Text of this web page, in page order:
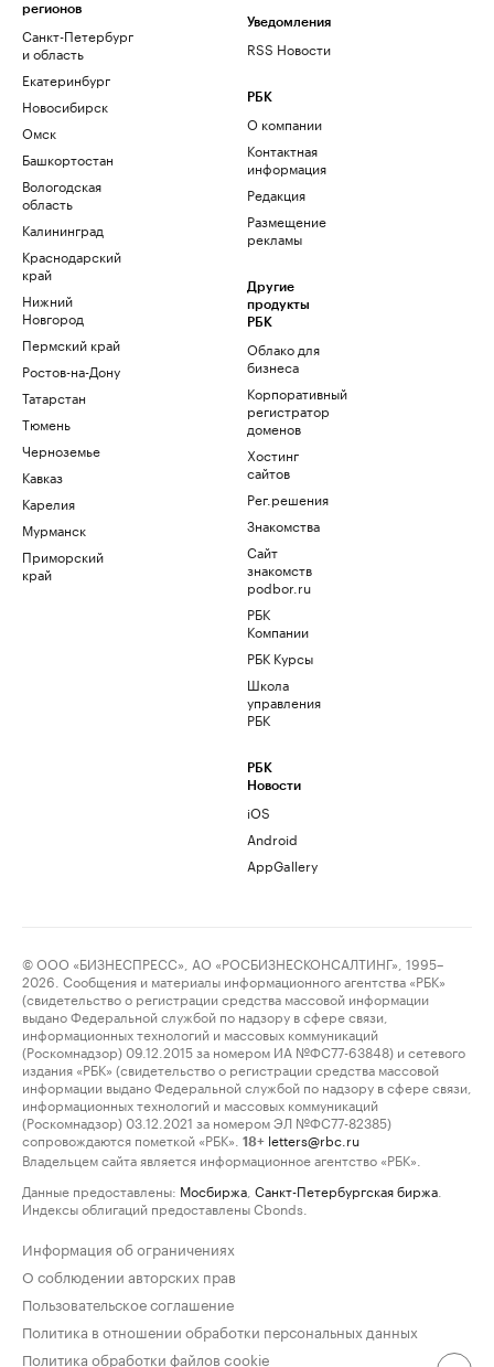
регионов
Санкт-Петербург
и область
Екатеринбург
Новосибирск
Омск
Башкортостан
Вологодская
область
Калининград
Краснодарский
край
Нижний
Новгород
Пермский край
Ростов-на-Дону
Татарстан
Тюмень
Черноземье
Кавказ
Карелия
Мурманск
Приморский
край
Уведомления
RSS Новости
РБК
О компании
Контактная
информация
Редакция
Размещение
рекламы
Другие
продукты
РБК
Облако для
бизнеса
Корпоративный
регистратор
доменов
Хостинг
сайтов
Рег.решения
Знакомства
Сайт
знакомств
podbor.ru
РБК
Компании
РБК Курсы
Школа
управления
РБК
РБК
Новости
iOS
Android
AppGallery
© ООО «БИЗНЕСПРЕСС», АО «РОСБИЗНЕСКОНСАЛТИНГ», 1995–
2026. Сообщения и материалы информационного агентства «РБК»
(свидетельство о регистрации средства массовой информации
выдано Федеральной службой по надзору в сфере связи,
информационных технологий и массовых коммуникаций
(Роскомнадзор) 09.12.2015 за номером ИА №ФС77-63848) и сетевого
издания «РБК» (свидетельство о регистрации средства массовой
информации выдано Федеральной службой по надзору в сфере связи,
информационных технологий и массовых коммуникаций
(Роскомнадзор) 03.12.2021 за номером ЭЛ №ФС77-82385)
сопровождаются пометкой «РБК».
18+ letters@rbc.ru
Владельцем сайта является информационное агентство «РБК».
Данные предоставлены: Мосбиржа Санкт-Петербургская биржа
Индексы облигаций предоставлены Cbonds.
Информация об ограничениях
О соблюдении авторских прав
Пользовательское соглашение
Политика в отношении обработки персональных данных
Политика обработки файлов cookie